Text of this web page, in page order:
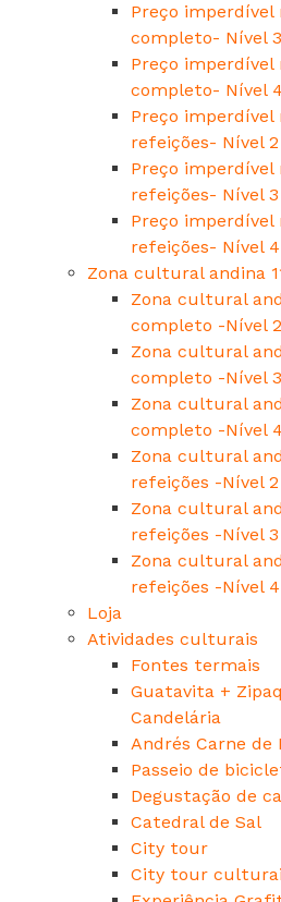
Preço imperdível
completo- Nível 3
Preço imperdível
completo- Nível 4
Preço imperdível
refeições- Nível 2
Preço imperdível
refeições- Nível 3
Preço imperdível
refeições- Nível 4
Zona cultural andina
Zona cultural
completo -Nível 2
Zona cultural
completo -Nível 3
Zona cultural
completo -Nível 4
Zona cultural
refeições -Nível 2
Zona cultural
refeições -Nível 3
Zona cultural
refeições -Nível 4
Loja
Atividades culturais
Fontes termais
Guatavita +
Candelária
Andrés Carne de
Passeio de
Degustação de
Catedral de Sal
City tour
City tour culturai